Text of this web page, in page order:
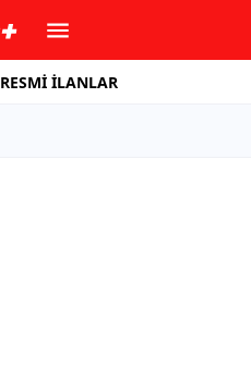
RESMİ İLANLAR